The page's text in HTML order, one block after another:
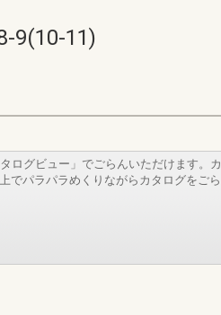
9(10-11)
ログビュー」でごらんいただけます。カ
でパラパラめくりながらカタログをごら